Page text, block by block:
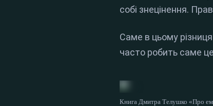
собі знецінення.
Саме в цьому
часто робить саме
Книга Дмитра Телушко «Про